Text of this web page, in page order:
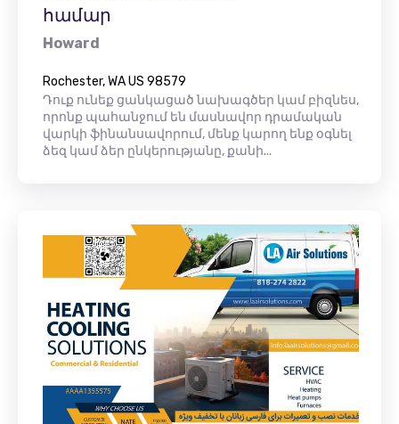
համար
Howard
Rochester, WA US 98579
Դուք ունեք ցանկացած նախագծեր կամ բիզնես,
որոնք պահանջում են մասնավոր դրամական
վարկի ֆինանսավորում, մենք կարող ենք օգնել
ձեզ կամ ձեր ընկերությանը, քանի...